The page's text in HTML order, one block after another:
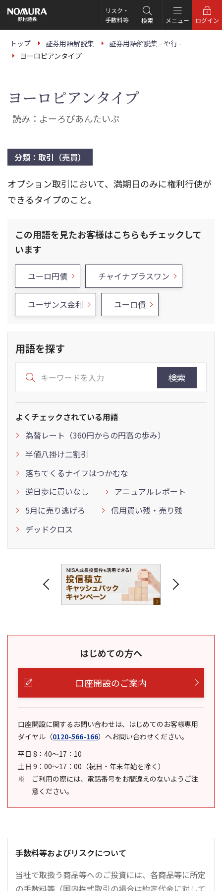
の
ー
リスク・
手数料等
検索 メニュー ログイン
トップ 証券用語解説集
証券用語解説集 - や行 -
ヨーロピアンタイプ
ヨーロピアンタイプ
読み：よーろぴあんたいぷ
分類：取引（売買）
オプション取引において、満期日のみに権利行使が
できるタイプのこと。
この用語を見たお客様はこちらもチェックして
います
ユーロ円債 チャイナプラスワン
ユーザンス金利 ユーロ債
用語を探す
検索
よくチェックされている用語
為替レート（360円からの円高の歩み）
半値八掛け二割引
落ちてくるナイフはつかむな
逆日歩に買いなし
アニュアルレポート
5月に売り逃げろ
信用買い残・売り残
デッドクロス
はじめての方へ
口座開設のご案内
口座開設に関するお問い合わせは、はじめてのお客様専用
ダイヤル （0120-566-166） へお問い合わせください。
平日 8：40～17：10
土日 9：00～17：00（祝日・年末年始を除く）
ご利用の際には、電話番号をお間違えのないようご注
意ください。
手数料等およびリスクについて
当社で取扱う商品等へのご投資には、各商品等に所定